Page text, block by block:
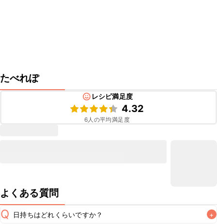
たべれぽ
レシピ満足度
4.32
6人の平均満足度
よくある質問
Q 日持ちはどれくらいですか？
+